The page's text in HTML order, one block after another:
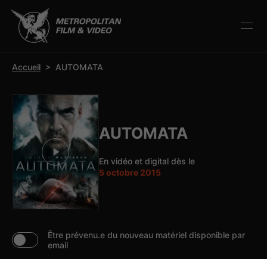
barre d’outils
Accueil > AUTOMATA
AUTOMATA
En vidéo et digital dès le
5 octobre 2015
Être prévenu.e du nouveau matériel disponible par
email